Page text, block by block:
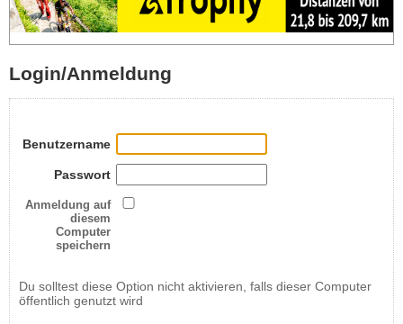
Login/Anmeldung
Benutzername
Passwort
Anmeldung auf
diesem
Computer
speichern
Du solltest diese Option nicht aktivieren, falls dieser Computer
öffentlich genutzt wird